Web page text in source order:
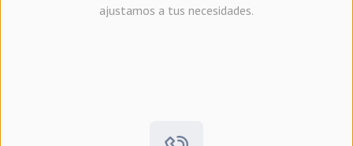
ajustamos a tus necesidades.